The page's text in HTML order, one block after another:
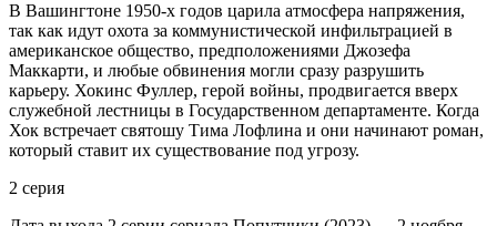
В Вашингтоне 1950-х годов царила атмосфера напряжения,
так как идут охота за коммунистической инфильтрацией в
американское общество, предположениями Джозефа
Маккарти, и любые обвинения могли сразу разрушить
карьеру. Хокинс Фуллер, герой войны, продвигается вверх
служебной лестницы в Государственном департаменте. Когда
Хок встречает святошу Тима Лофлина и они начинают роман,
который ставит их существование под угрозу.
2 серия